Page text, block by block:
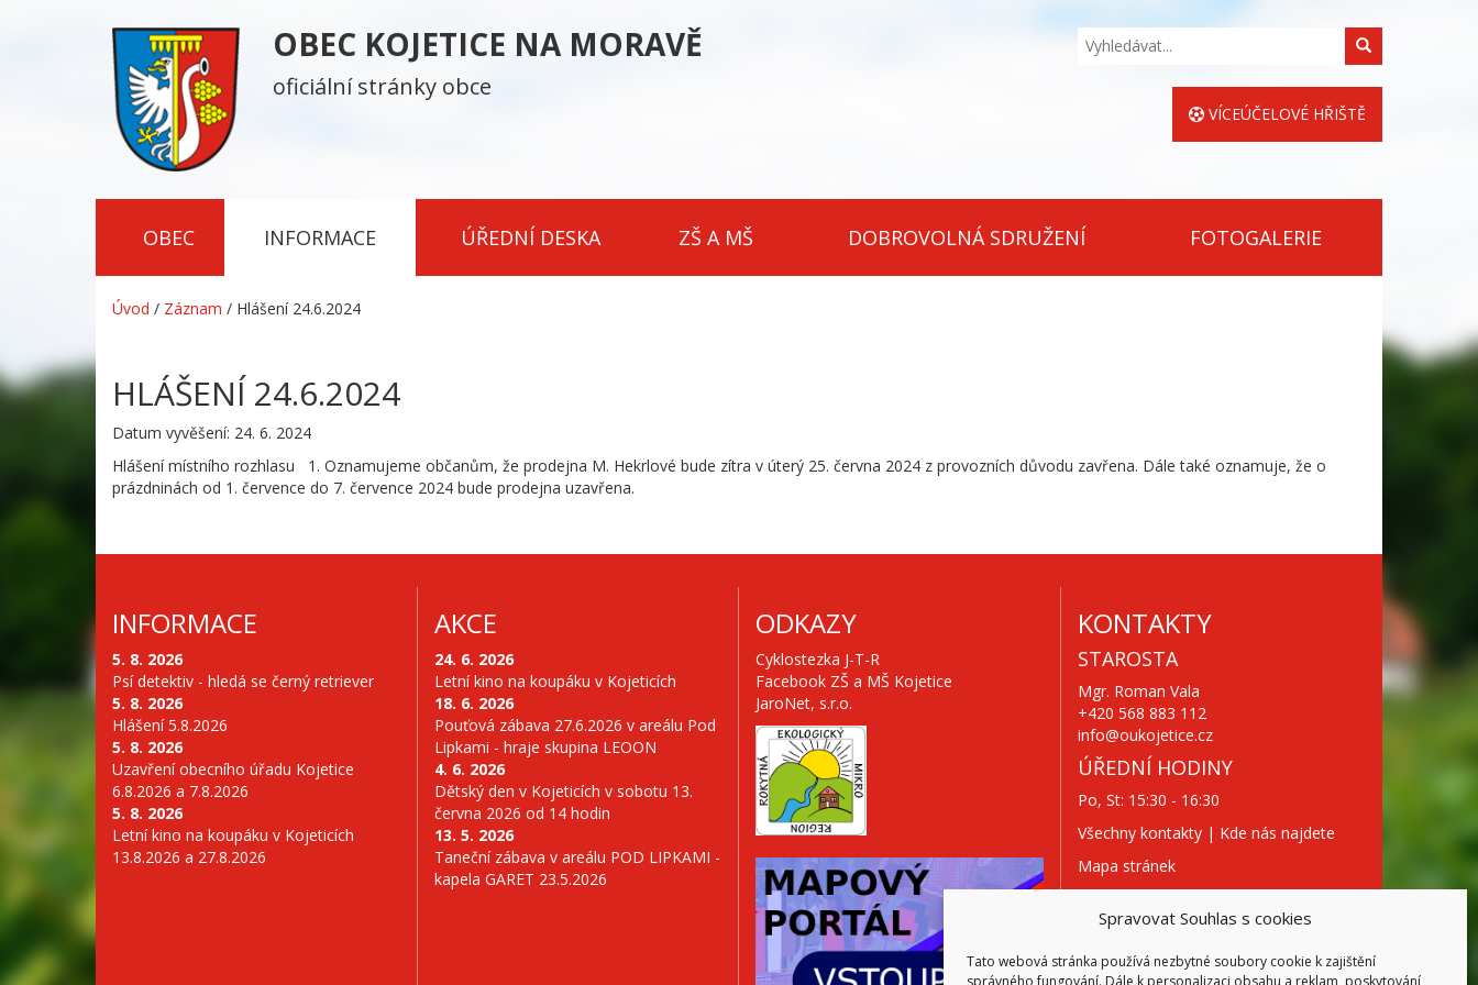
Spravovat Souhlas s cookies
Tato webová stránka používá nezbytné soubory cookie k zajištění
správného fungování. Dále k personalizaci obsahu a reklam, poskytování
OBEC KOJETICE NA MORAVĚ
oficiální stránky obce
Hledat
VÍCEÚČELOVÉ HŘIŠTĚ
OBEC INFORMACE ÚŘEDNÍ DESKA ZŠ A MŠ DOBROVOLNÁ SDRUŽENÍ FOTOGALERIE
Úvod / Záznam / Hlášení 24.6.2024
HLÁŠENÍ 24.6.2024
Datum vyvěšení: 24. 6. 2024
Hlášení místního rozhlasu 1. Oznamujeme občanům, že prodejna M. Hekrlové bude zítra v úterý 25. června 2024 z provozních důvodu zavřena. Dále také oznamuje, že o
prázdninách od 1. července do 7. července 2024 bude prodejna uzavřena.
INFORMACE
5. 8. 2026
Psí detektiv - hledá se černý retriever
5. 8. 2026
Hlášení 5.8.2026
5. 8. 2026
Uzavření obecního úřadu Kojetice
6.8.2026 a 7.8.2026
5. 8. 2026
Letní kino na koupáku v Kojeticích
13.8.2026 a 27.8.2026
AKCE
24. 6. 2026
Letní kino na koupáku v Kojeticích
18. 6. 2026
Pouťová zábava 27.6.2026 v areálu Pod
Lipkami - hraje skupina LEOON
4. 6. 2026
Dětský den v Kojeticích v sobotu 13.
června 2026 od 14 hodin
13. 5. 2026
Taneční zábava v areálu POD LIPKAMI -
kapela GARET 23.5.2026
ODKAZY
Cyklostezka J-T-R
Facebook ZŠ a MŠ Kojetice
JaroNet, s.r.o.
KONTAKTY
STAROSTA
Mgr. Roman Vala
+420 568 883 112
info@oukojetice.cz
ÚŘEDNÍ HODINY
Po, St: 15:30 - 16:30
Všechny kontakty | Kde nás najdete
Mapa stránek